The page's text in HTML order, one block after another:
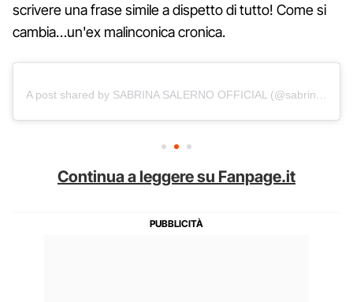
scrivere una frase simile a dispetto di tutto! Come si
cambia…un'ex malinconica cronica.
Continua a leggere su Fanpage.it